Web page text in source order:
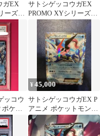
ガEX
ーズプ
ド
サトシゲッコウガEX
PROMO XYシリーズプ
ロモーションカード
PROMO…
ッコウ
ポケモ
¥45,000
サトシゲッコウガEX P
アニメ ポケットモンス
ターXY編第102話 視聴
者プ…